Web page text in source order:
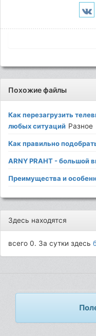
Похожие файлы
Как перезагрузить
любых ситуаций Разное
Как правильно
ARNY PRAHT - большой
Преимущества и
Здесь находятся
всего 0. За сутки здесь